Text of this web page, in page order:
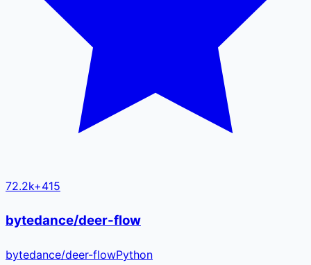
72.2k+415
bytedance/deer-flow
bytedance/deer-flowPython